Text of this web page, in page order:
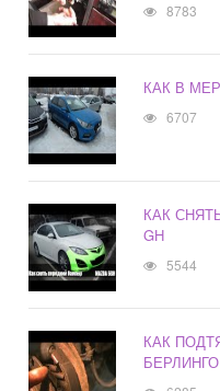
8783
КАК В
6707
КАК
GH
5544
КАК
БЕРЛИНГО